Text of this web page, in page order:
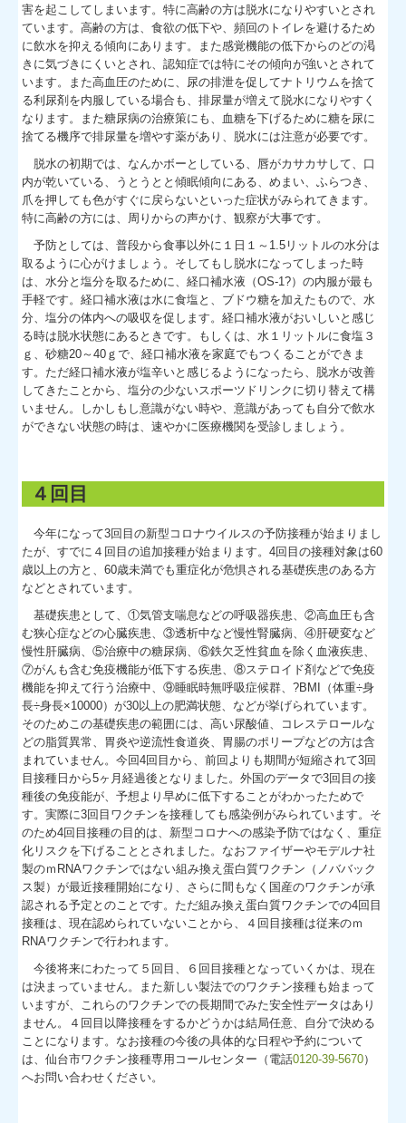
害を起こしてしまいます。特に高齢の方は脱水になりやすいとされ
ています。高齢の方は、食欲の低下や、頻回のトイレを避けるため
に飲水を抑える傾向にあります。また感覚機能の低下からのどの渇
きに気づきにくいとされ、認知症では特にその傾向が強いとされて
います。また高血圧のために、尿の排泄を促してナトリウムを捨て
る利尿剤を内服している場合も、排尿量が増えて脱水になりやすく
なります。また糖尿病の治療策にも、血糖を下げるために糖を尿に
捨てる機序で排尿量を増やす薬があり、脱水には注意が必要です。
脱水の初期では、なんかボーとしている、唇がカサカサして、口
内が乾いている、うとうとと傾眠傾向にある、めまい、ふらつき、
爪を押しても色がすぐに戻らないといった症状がみられてきます。
特に高齢の方には、周りからの声かけ、観察が大事です。
予防としては、普段から食事以外に１日１～1.5リットルの水分は
取るように心がけましょう。そしてもし脱水になってしまった時
は、水分と塩分を取るために、経口補水液（OS-1?）の内服が最も
手軽です。経口補水液は水に食塩と、ブドウ糖を加えたもので、水
分、塩分の体内への吸収を促します。経口補水液がおいしいと感じ
る時は脱水状態にあるときです。もしくは、水１リットルに食塩３
ｇ、砂糖20～40ｇで、経口補水液を家庭でもつくることができま
す。ただ経口補水液が塩辛いと感じるようになったら、脱水が改善
してきたことから、塩分の少ないスポーツドリンクに切り替えて構
いません。しかしもし意識がない時や、意識があっても自分で飲水
ができない状態の時は、速やかに医療機関を受診しましょう。
４回目
今年になって3回目の新型コロナウイルスの予防接種が始まりまし
たが、すでに４回目の追加接種が始まります。4回目の接種対象は60
歳以上の方と、60歳未満でも重症化が危惧される基礎疾患のある方
などとされています。
基礎疾患として、①気管支喘息などの呼吸器疾患、②高血圧も含
む狭心症などの心臓疾患、③透析中など慢性腎臓病、④肝硬変など
慢性肝臓病、⑤治療中の糖尿病、⑥鉄欠乏性貧血を除く血液疾患、
⑦がんも含む免疫機能が低下する疾患、⑧ステロイド剤などで免疫
機能を抑えて行う治療中、⑨睡眠時無呼吸症候群、?BMI（体重÷身
長÷身長×10000）が30以上の肥満状態、などが挙げられています。
そのためこの基礎疾患の範囲には、高い尿酸値、コレステロールな
どの脂質異常、胃炎や逆流性食道炎、胃腸のポリープなどの方は含
まれていません。今回4回目から、前回よりも期間が短縮されて3回
目接種日から5ヶ月経過後となりました。外国のデータで3回目の接
種後の免疫能が、予想より早めに低下することがわかったためで
す。実際に3回目ワクチンを接種しても感染例がみられています。そ
のため4回目接種の目的は、新型コロナへの感染予防ではなく、重症
化リスクを下げることとされました。なおファイザーやモデルナ社
製のｍRNAワクチンではない組み換え蛋白質ワクチン（ノババック
ス製）が最近接種開始になり、さらに間もなく国産のワクチンが承
認される予定とのことです。ただ組み換え蛋白質ワクチンでの4回目
接種は、現在認められていないことから、４回目接種は従来のｍ
RNAワクチンで行われます。
今後将来にわたって５回目、６回目接種となっていくかは、現在
は決まっていません。また新しい製法でのワクチン接種も始まって
いますが、これらのワクチンでの長期間でみた安全性データはあり
ません。４回目以降接種をするかどうかは結局任意、自分で決める
ことになります。なお接種の今後の具体的な日程や予約について
は、仙台市ワクチン接種専用コールセンター（電話0120-39-5670）
へお問い合わせください。